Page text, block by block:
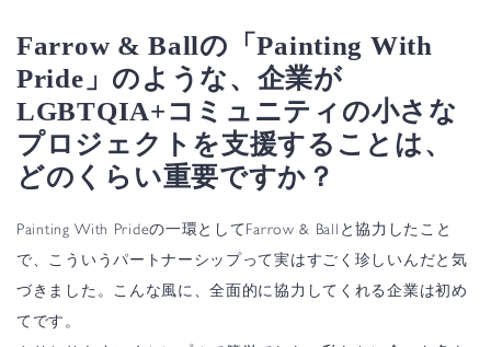
Farrow & Ballの「Painting With
Pride」のような、企業が
LGBTQIA+コミュニティの小さな
プロジェクトを支援することは、
どのくらい重要ですか？
Painting With Prideの一環としてFarrow & Ballと協力したこと
で、こういうパートナーシップって実はすごく珍しいんだと気
づきました。こんな風に、全面的に協力してくれる企業は初め
てです。